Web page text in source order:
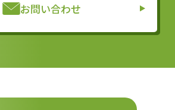
お問い合わせ